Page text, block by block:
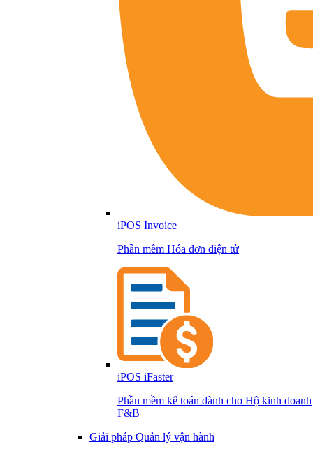
iPOS Invoice
Phần mềm Hóa đơn điện tử
iPOS iFaster
Phần mềm kế toán dành cho Hộ kinh doanh
F&B
Giải pháp Quản lý vận hành